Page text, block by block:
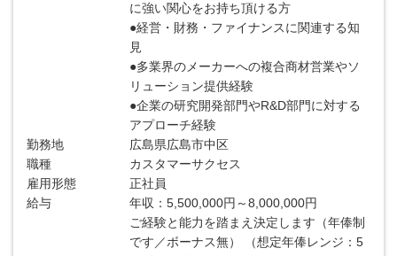
に強い関心をお持ち頂ける方
●経営・財務・ファイナンスに関連する知
見
●多業界のメーカーへの複合商材営業やソ
リューション提供経験
●企業の研究開発部門やR&D部門に対する
アプローチ経験
勤務地
広島県広島市中区
職種
カスタマーサクセス
雇用形態
正社員
給与
年収：5,500,000円～8,000,000円
ご経験と能力を踏まえ決定します（年俸制
です／ボーナス無） （想定年俸レンジ：5